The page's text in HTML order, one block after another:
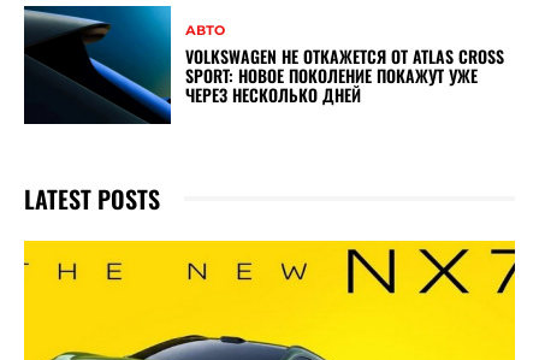
АВТО
VOLKSWAGEN НЕ ОТКАЖЕТСЯ ОТ ATLAS CROSS
SPORT: НОВОЕ ПОКОЛЕНИЕ ПОКАЖУТ УЖЕ
ЧЕРЕЗ НЕСКОЛЬКО ДНЕЙ
LATEST POSTS